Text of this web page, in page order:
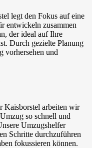
legt den Fokus auf eine
entwickeln zusammen
der ideal auf Ihre
Durch gezielte Planung
vorhersehen und
Kaisborstel arbeiten wir
so schnell und
Umzugshelfer
Schritte durchzuführen
fokussieren können.